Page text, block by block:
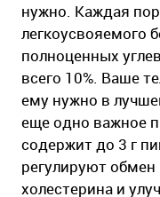
нужно. Каждая
легкоусвояемого
полноценных
всего 10%. Ваше
ему нужно в
еще одно важное
содержит до 3 г
регулируют
холестерина и